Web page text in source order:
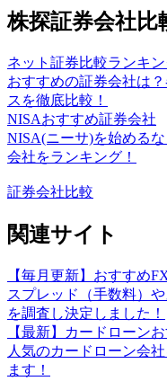
株探証券会社比
ネット証券比較ランキ
おすすめの証券会社は
スを徹底比較！
NISAおすすめ証券会社
NISA(ニーサ)を始める
会社をランキング！
証券会社比較
関連サイト
【毎月更新】おすすめ
スプレッド（手数料）
を調査し決定しました！
【最新】カードローン
人気のカードローン会
ます！